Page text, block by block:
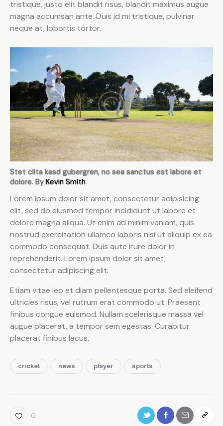
tristique, justo elit blandit risus, blandit maximus augue
magna accumsan ante. Duis id mi tristique, pulvinar
neque at, lobortis tortor.
Stet clita kasd gubergren, no sea sanctus est labore et
dolore. ByKevin Smith
Lorem ipsum dolor sit amet, consectetur adipisicing
elit, sed do eiusmod tempor incididunt ut labore et
dolore magna aliqua. Ut enim ad minim veniam, quis
nostrud exercitation ullamco laboris nisi ut aliquip ex ea
commodo consequat. Duis aute irure dolor in
reprehenderit. Lorem ipsum dolor sit amet,
consectetur adipiscing elit.
Etiam vitae leo et diam pellentesque porta. Sed eleifend
ultricies risus, vel rutrum erat commodo ut. Praesent
finibus congue euismod. Nullam scelerisque massa vel
augue placerat, a tempor sem egestas. Curabitur
placerat finibus lacus.
cricket news player sports
0